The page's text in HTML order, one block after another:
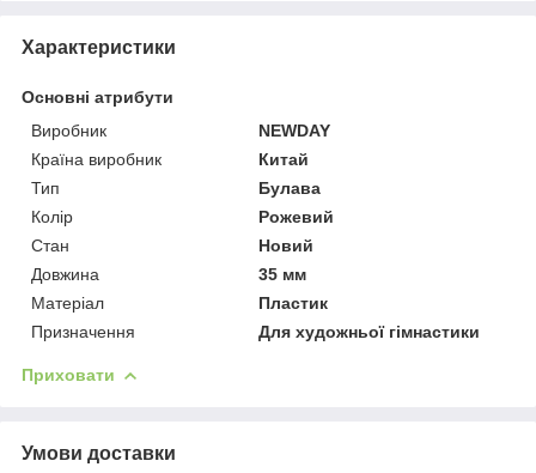
Характеристики
Основні атрибути
Виробник
NEWDAY
Країна виробник
Китай
Тип
Булава
Колір
Рожевий
Стан
Новий
Довжина
35 мм
Матеріал
Пластик
Призначення
Для художньої гімнастики
Приховати
Умови доставки